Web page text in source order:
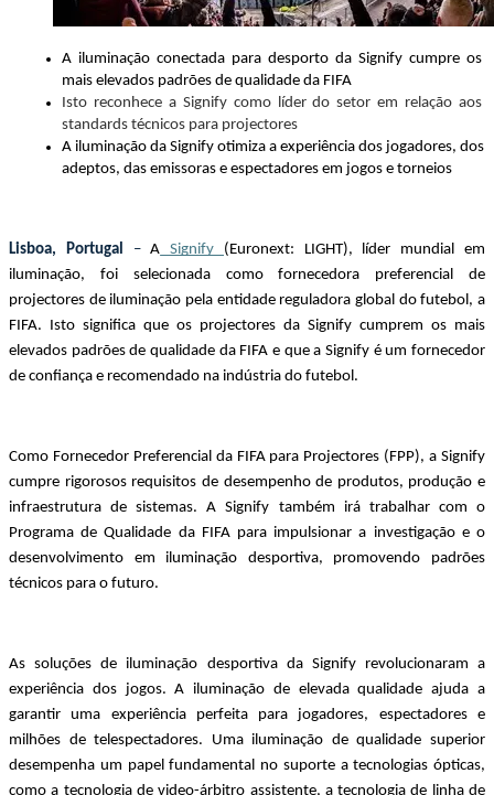
A iluminação conectada para desporto da Signify cumpre os
mais elevados padrões de qualidade da FIFA
Isto reconhece a Signify como líder do setor em relação aos
standards técnicos para projectores
A iluminação da Signify otimiza a experiência dos jogadores, dos
adeptos, das emissoras e espectadores em jogos e torneios
Lisboa, Portugal – A Signify (Euronext: LIGHT), líder mundial em
iluminação, foi selecionada como fornecedora preferencial de
projectores de iluminação pela entidade reguladora global do futebol, a
FIFA. Isto significa que os projectores da Signify cumprem os mais
elevados padrões de qualidade da FIFA e que a Signify é um fornecedor
de confiança e recomendado na indústria do futebol.
Como Fornecedor Preferencial da FIFA para Projectores (FPP), a Signify
cumpre rigorosos requisitos de desempenho de produtos, produção e
infraestrutura de sistemas. A Signify também irá trabalhar com o
Programa de Qualidade da FIFA para impulsionar a investigação e o
desenvolvimento em iluminação desportiva, promovendo padrões
técnicos para o futuro.
As soluções de iluminação desportiva da Signify revolucionaram a
experiência dos jogos. A iluminação de elevada qualidade ajuda a
garantir uma experiência perfeita para jogadores, espectadores e
milhões de telespectadores. Uma iluminação de qualidade superior
desempenha um papel fundamental no suporte a tecnologias ópticas,
como a tecnologia de video-árbitro assistente, a tecnologia de linha de